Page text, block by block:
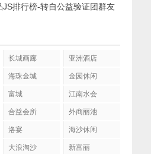
JS排行榜-转自公益验证团群友
长城画廊 亚洲酒店
海珠金城 金园休闲
富城 江南水会
合益会所 外商丽池
洛宴 海沙休闲
大浪淘沙 新富丽